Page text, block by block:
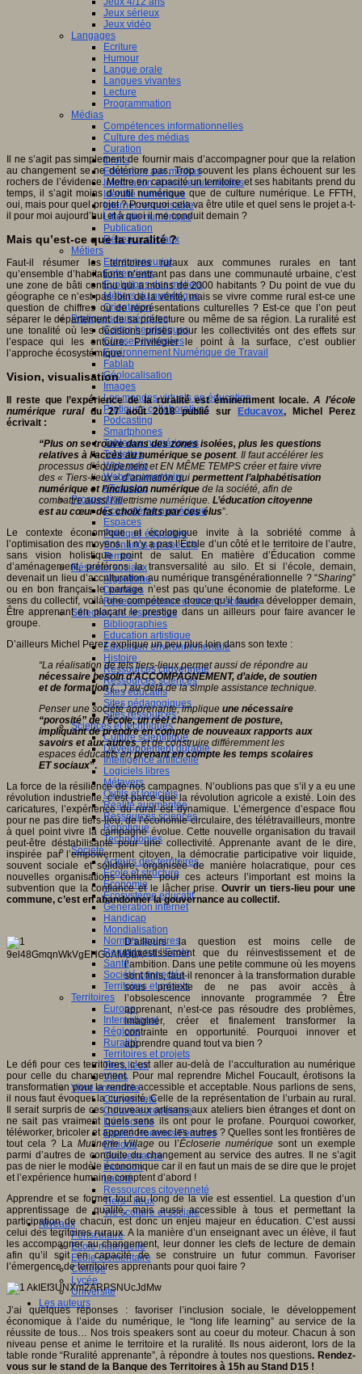
Jeux sérieux
Jeux vidéo
Langages
Ecriture
Humour
Langue orale
Langues vivantes
Lecture
Programmation
Médias
Compétences informationnelles
Culture des médias
Curation
Droits
Education aux médias
Information et nouveaux médias
Identité numérique
Internet responsable
Littératie numérique
Publication
Réseaux sociaux
Métiers
Entrepreneuriat
Entreprises
Evolutions des métiers
Métiers du numérique
Orientation
Pratiques numériques
Cartes heuristiques
Classes inversées
Environnement Numérique de Travail
Fablab
Géolocalisation
Images
Les mondes virtuels en éducation
Pratiques collaboratives
Podcasting
Smartphones
Tableaux numériques
Tablettes
Web radio
Webdocumentaire
eTwinning
Prospective
Ecosystème numérique
Espaces
Politique éducative
Scénarios prospectifs
Temps
Réseaux sociaux
Algorithme
Données
Réseaux sociaux et champ scolaire
Sélection de ressources
Bibliographies
Education artistique
Education environnementale
Histoire
Ressources citoyenneté
Ressources sciences
Sites éducatifs
Sites pédagogiques
Sites ressources
Sciences et techniques
Culture scientifique
Développement durable
Intelligence artificielle
Logiciels libres
Métavers
Outils et logiciels
Réalité augmentée
Ressources sciences
Robotique
Technologies
Société
Acteurs des territoires
Ecole et structure
Economie
Ecosystème éducatif
Génération internet
Handicap
Mondialisation
Normes scolaires
Regards sur l’Ecole
Santé
Société connectée
Territoires et projets
Territoires
Europe
International
Régions
Ruralité
Territoires et projets
Tiers lieux
Villes
Vivre ensemble
Citoyenneté
Culture européenne
Démocratie
Egalité Hommes/Femmes
Ethique
Gouvernance
Inclusion
Laïcité
Ressources citoyenneté
Tiers - lieux
Vie scolaire et sociale
Niveaux
Périscolaire
Ecole maternelle
Ecole élémentaire
Collège
Lycée
Université
Les auteurs
Il ne s’agit pas simplement de fournir mais d’accompagner pour que la relation
au changement se ne détériore pas. Trop souvent les plans échouent sur les
rochers de l’évidence. Mettre en capacité un territoire et ses habitants prend du
temps, il s’agit moins d’outil numérique que de culture numérique. Le FFTH,
oui, mais pour quel projet ? Pourquoi cela va être utile et quel sens le projet a-t-
il pour moi aujourd’hui et à quoi il me conduit demain ?
Mais qu’est-ce que la ruralité ?
Faut-il résumer les territoires ruraux aux communes rurales en tant
qu’ensemble d’habitations n’entrant pas dans une communauté urbaine, c’est
une zone de bâti continu qui a moins de 2000 habitants ? Du point de vue du
géographe ce n’est pas loin de la vérité, mais se vivre comme rural est-ce une
question de chiffres ou de représentations culturelles ? Est-ce que l’on peut
séparer le département de sa préfecture ou même de sa région. La ruralité est
une tonalité où les décisions prises pour les collectivités ont des effets sur
l’espace qui les entoure. Privilégier le point à la surface, c’est oublier
l’approche écosystémique.
Vision, visualisation
Il reste que l’expérience de la ruralité est éminemment locale.A l’école
numérique ruraldu 27 août 2018 publié sur Educavox, Michel Perez
écrivait :
“Plus on se trouve dans des zones isolées, plus les questions
relatives à l’accès au numérique se posent. Il faut accélérer les
processus d’équipement et EN MÊME TEMPS créer et faire vivre
des « Tiers-lieux » d’animation qui permettent l’alphabétisation
numérique et l’inclusion numérique de la société, afin de
combattre aussi l’illettrisme numérique. L’éducation citoyenne
est au cœur des choix faits par ces élus”.
Le contexte économique et écologique invite à la sobriété comme à
l’optimisation des moyens. Il n’y a pas l’École d’un côté et le territoire de l’autre,
sans vision holistique point de salut. En matière d’Éducation comme
d’aménagement, préférons la transversalité au silo. Et si l’école, demain,
devenait un lieu d’acculturation au numérique transgénérationnelle ? “Sharing”
ou en bon français le partage n’est pas qu’une économie de plateforme. Le
sens du collectif, voilà une compétence douce qu’il faudra développer demain,
Être apprenant en plaçant le prestige dans un ailleurs pour faire avancer le
groupe.
D’ailleurs Michel Perez explique un peu plus loin dans son texte :
“La réalisation de tels tiers-lieux permet aussi de répondre au
nécessaire besoin d’ACCOMPAGNEMENT, d’aide, de soutien
et de formation(…) au-delà de la simple assistance technique.
Penser une société apprenante, implique une nécessaire
“porosité” de l’école, un réel changement de posture,
impliquant de prendre en compte de nouveaux rapports aux
savoirs et aux autres, et de construire différemment les
espaces éducatifs enprenant en compte les temps scolaires
ET sociaux”.
La force de la résilience de nos campagnes. N’oublions pas que s’il y a eu une
révolution industrielle, c’est parce que la révolution agricole a existé. Loin des
caricatures, l’expérience du rural est dynamique. L’émergence d’espace flou
pour ne pas dire tiers-lieu, de l’économie circulaire, des télétravailleurs, montre
à quel point vivre la campagne évolue. Cette nouvelle organisation du travail
peut-être déstabilisante pour une collectivité. Apprenante avant de le dire,
inspirée par l’empowerment citoyen, la démocratie participative voir liquide,
souvent sociale et solidaire, organisée de manière holacratique, pour ces
nouvelles organisations comme pour ces acteurs l’important est moins la
subvention que la confiance et le lâcher prise. Ouvrir un tiers-lieu pour une
commune, c’est en abandonner la gouvernance au collectif.
D’ailleurs la question est moins celle de
l’investissement que du réinvestissement et de
l’ambition. Dans une petite commune où les moyens
sont finis, faut-il renoncer à la transformation durable
sous prétexte de ne pas avoir accès à
l’obsolescence innovante programmée ? Être
apprenant, n’est-ce pas résoudre des problèmes,
imaginer, créer et finalement transformer la
contrainte en opportunité. Pourquoi innover et
apprendre quand tout va bien ?
Le défi pour ces territoires, c’est aller au-delà de l’acculturation au numérique
pour celle du changement. Pour mal reprendre Michel Foucault, érotisons la
transformation pour la rendre accessible et acceptable. Nous parlions de sens,
il nous faut évoquer la curiosité. Celle de la représentation de l’urbain au rural.
Il serait surpris de ces nouveaux artisans aux ateliers bien étranges et dont on
ne sait pas vraiment quels sens ils ont pour le profane. Pourquoi coworker,
téléworker, bricoler et apprendre avec les autres ? Quelles sont les frontières de
tout cela ? La Mutinerie Villageou l’Écloserie numérique sont un exemple
parmi d’autres de conduite du changement au service des autres. Il ne s’agit
pas de nier le modèle économique car il en faut un mais de se dire que le projet
et l’expérience humaine comptent d’abord !
Apprendre et se former tout au long de la vie est essentiel. La question d’un
apprentissage de qualité, mais aussi accessible à tous et permettant la
participation de chacun, est donc un enjeu majeur en éducation. C’est aussi
celui des territoires ruraux. A la manière d’un enseignant avec un élève, il faut
les accompagner au changement, leur donner les clefs de lecture de demain
afin qu’il soit en capacité de se construire un futur commun.
Favoriser
l’émergence de territoires apprenants pour quoi faire ?
J’ai quelques réponses : favoriser l’inclusion sociale, le développement
économique à l’aide du numérique, le “long life learning” au service de la
réussite de tous… Nos trois speakers sont au coeur du moteur. Chacun à son
niveau pense et anime le territoire et la ruralité. Ils nous aideront, lors de la
table ronde “Ruralité apprenante”, à répondre à toutes nos questions. Rendez-
vous sur le stand de la Banque des Territoires à 15h au Stand D15 !